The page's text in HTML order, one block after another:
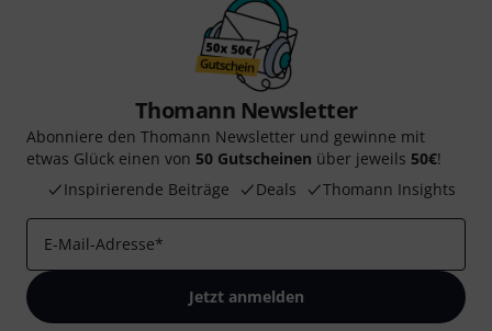
Thomann Newsletter
Abonniere den Thomann Newsletter und gewinne mit
etwas Glück einen von 50 Gutscheinen über jeweils 50€!
Inspirierende Beiträge
Deals Thomann Insights
E-Mail-Adresse*
Jetzt anmelden